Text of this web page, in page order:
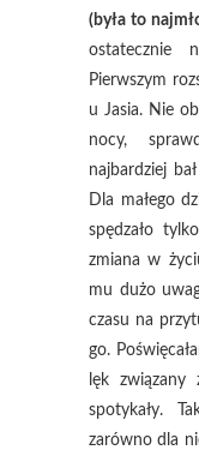
(była to
ostatecznie
Pierwszym
u Jasia. Nie
nocy,
najbardziej
Dla małego
spędzało
zmiana w
mu dużo
czasu na
go.
lęk
spotykały.
zarówno dla